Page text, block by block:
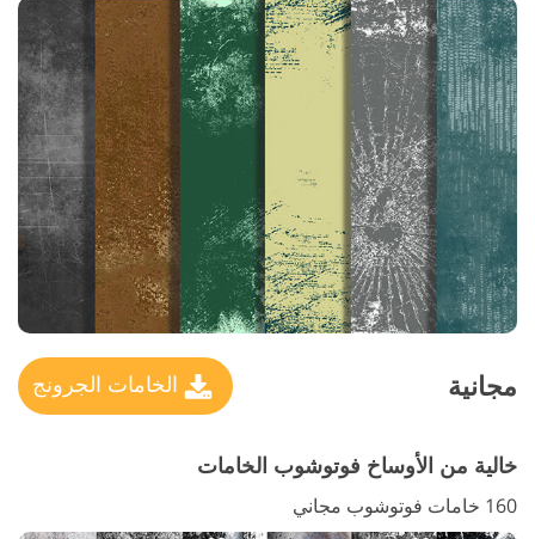
مجانية الخامات الجرونج
خالية من الأوساخ فوتوشوب الخامات
160 خامات فوتوشوب مجاني